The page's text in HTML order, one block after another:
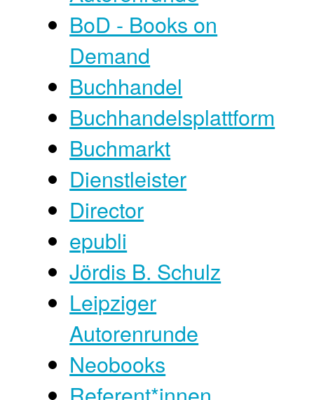
BoD - Books on
Demand
Buchhandel
Buchhandelsplattform
Buchmarkt
Dienstleister
Director
epubli
Jördis B. Schulz
Leipziger
Autorenrunde
Neobooks